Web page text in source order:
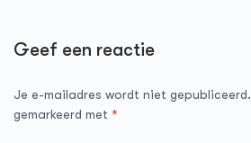
Geef een reactie
Je e-mailadres wordt niet gepubliceerd.
gemarkeerd met *